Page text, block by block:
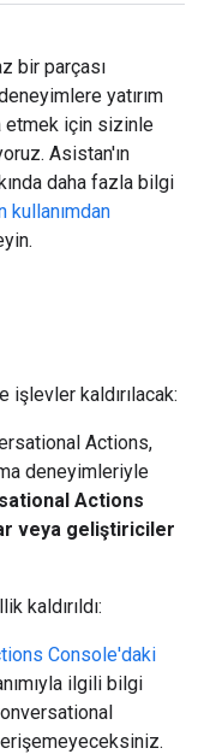
bir parçası
yatırım
etmek için sizinle
Asistan'ın
daha fazla bilgi
kullanımdan
işlevler kaldırılacak:
Actions,
deneyimleriyle
Actions
veya geliştiriciler
kaldırıldı:
Console'daki
ilgili bilgi